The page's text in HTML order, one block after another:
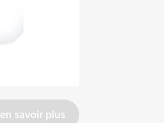
en savoir plus